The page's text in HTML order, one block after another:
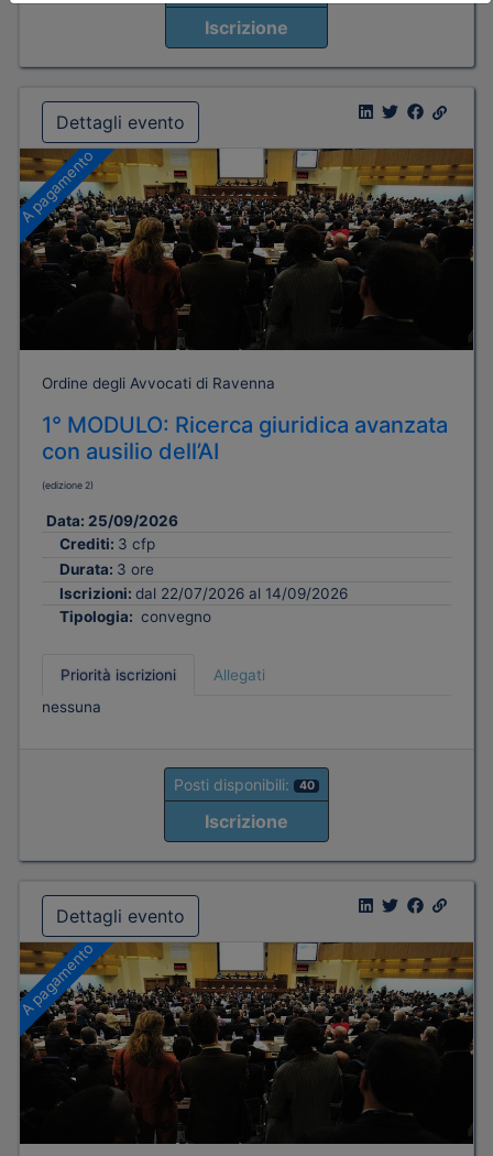
Iscrizione
Dettagli evento
A pagamento
Ordine degli Avvocati di Ravenna
1° MODULO: Ricerca giuridica avanzata
con ausilio dell’AI
(edizione 2)
Data: 25/09/2026
Crediti: 3 cfp
Durata: 3 ore
Iscrizioni: dal 22/07/2026 al 14/09/2026
Tipologia: convegno
Priorità iscrizioni
Allegati
nessuna
Posti disponibili: 40
Iscrizione
Dettagli evento
A pagamento